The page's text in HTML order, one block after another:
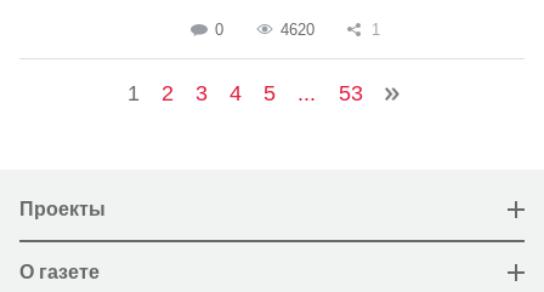
0 4620 1
1 2 3 4 5 ... 53
Проекты
О газете